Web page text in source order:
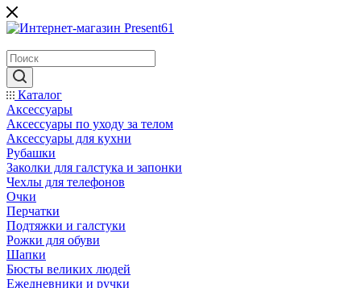
Каталог
Аксессуары
Аксессуары по уходу за телом
Аксессуары для кухни
Рубашки
Заколки для галстука и запонки
Чехлы для телефонов
Очки
Перчатки
Подтяжки и галстуки
Рожки для обуви
Шапки
Бюсты великих людей
Ежедневники и ручки